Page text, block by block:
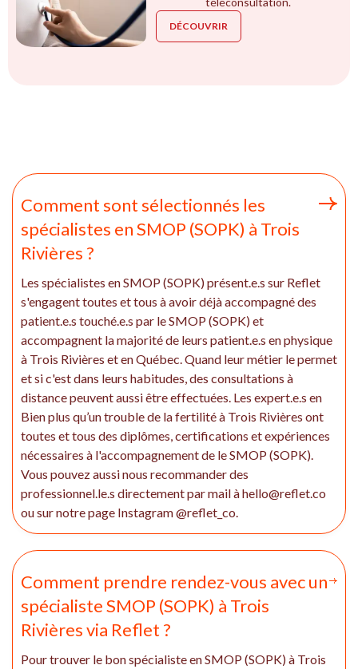
DÉCOUVRIR
Comment sont sélectionnés les
spécialistes en SMOP (SOPK) à Trois
Rivières ?
Les spécialistes en SMOP (SOPK) présent.e.s sur Reflet
s'engagent toutes et tous à avoir déjà accompagné des
patient.e.s touché.e.s par le SMOP (SOPK) et
accompagnent la majorité de leurs patient.e.s en physique
à Trois Rivières et en Québec. Quand leur métier le permet
et si c'est dans leurs habitudes, des consultations à
distance peuvent aussi être effectuées. Les expert.e.s en
Bien plus qu’un trouble de la fertilité à Trois Rivières ont
toutes et tous des diplômes, certifications et expériences
nécessaires à l'accompagnement de le SMOP (SOPK).
Vous pouvez aussi nous recommander des
professionnel.le.s directement par mail à hello@reflet.co
ou sur notre page Instagram @reflet_co.
Comment prendre rendez-vous avec un
spécialiste SMOP (SOPK) à Trois
Rivières via Reflet ?
Pour trouver le bon spécialiste en SMOP (SOPK) à Trois